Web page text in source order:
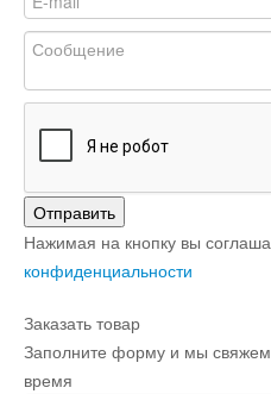
Отправить
Нажимая на кнопку вы
конфиденциальности
Заказать товар
Заполните форму и мы
время